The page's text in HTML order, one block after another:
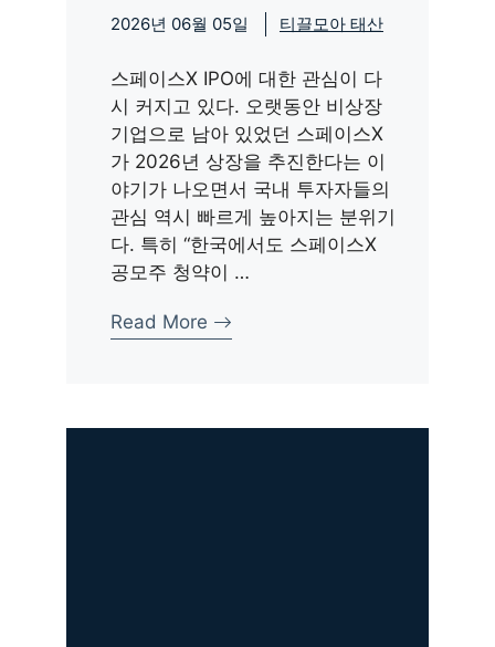
2026년 06월 05일 티끌모아 태산
스페이스X IPO에 대한 관심이 다
시 커지고 있다. 오랫동안 비상장
기업으로 남아 있었던 스페이스X
가 2026년 상장을 추진한다는 이
야기가 나오면서 국내 투자자들의
관심 역시 빠르게 높아지는 분위기
다. 특히 “한국에서도 스페이스X
공모주 청약이 …
Read More